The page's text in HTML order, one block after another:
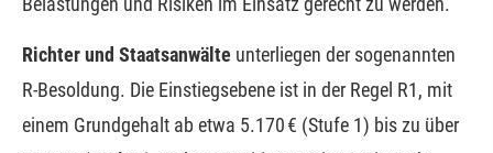
Richter und Staatsanwälte unterliegen der sogenannten
R-Besoldung. Die Einstiegsebene ist in der Regel R1, mit
einem Grundgehalt ab etwa 5.170 € (Stufe 1) bis zu über